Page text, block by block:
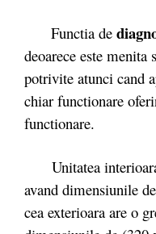
Functia de
deoarece este
potrivite atunci cand
chiar functionare
functionare.
Unitatea
avand dimensiunile
cea exterioara are o